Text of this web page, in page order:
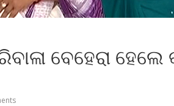
ବେହେରା ହେଲେ